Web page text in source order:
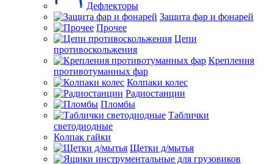
Дефлекторы
Защита фар и фонарей
Прочее
Цепи
противоскольжения
Крепления
противотуманных фар
Колпаки колес
Радиостанции
Пломбы
Таблички
светодиодные
Колпак гайки
Щетки д/мытья